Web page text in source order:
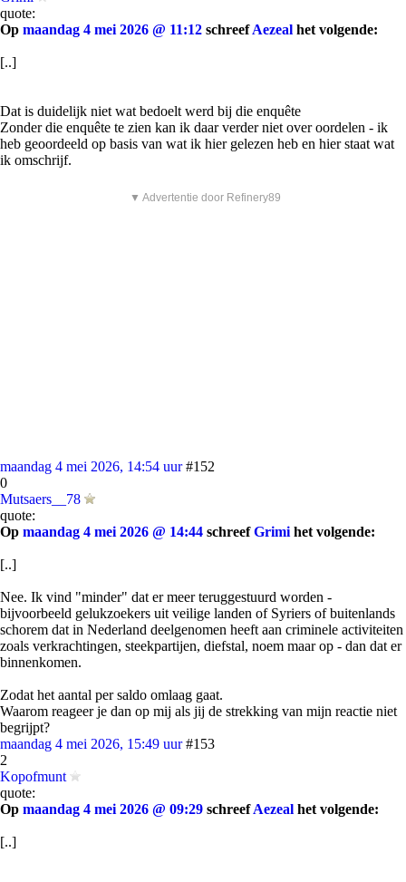
quote:
Op maandag 4 mei 2026 @ 11:12 schreefAezeal het volgende:
[..]
Dat is duidelijk niet wat bedoelt werd bij die enquête
Zonder die enquête te zien kan ik daar verder niet over oordelen - ik
heb geoordeeld op basis van wat ik hier gelezen heb en hier staat wat
ik omschrijf.
▼ Advertentie door Refinery89
maandag 4 mei 2026, 14:54 uur #152
0
Mutsaers__78
quote:
Op maandag 4 mei 2026 @ 14:44 schreefGrimi het volgende:
[..]
Nee. Ik vind "minder" dat er meer teruggestuurd worden -
bijvoorbeeld gelukzoekers uit veilige landen of Syriers of buitenlands
schorem dat in Nederland deelgenomen heeft aan criminele activiteiten
zoals verkrachtingen, steekpartijen, diefstal, noem maar op - dan dat er
binnenkomen.
Zodat het aantal per saldo omlaag gaat.
Waarom reageer je dan op mij als jij de strekking van mijn reactie niet
begrijpt?
maandag 4 mei 2026, 15:49 uur #153
2
Kopofmunt
quote:
Op maandag 4 mei 2026 @ 09:29 schreefAezeal het volgende:
[..]